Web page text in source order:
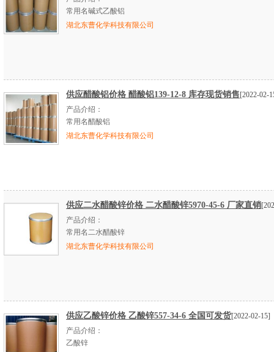
常用名碱式乙酸铝
湖北东曹化学科技有限公司
供应醋酸铝价格 醋酸铝139-12-8 库存现货销售 [2022-02-
产品介绍：
常用名醋酸铝
湖北东曹化学科技有限公司
供应二水醋酸锌价格 二水醋酸锌5970-45-6 厂家直销
产品介绍：
常用名二水醋酸锌
湖北东曹化学科技有限公司
供应乙酸锌价格 乙酸锌557-34-6 全国可发货[2022-02-15]
产品介绍：
乙酸锌